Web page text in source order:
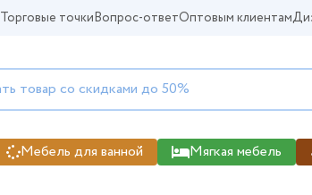
Торговые точкиВопрос-ответОптовым клиентам
Мебель для ванной Мягкая мебель